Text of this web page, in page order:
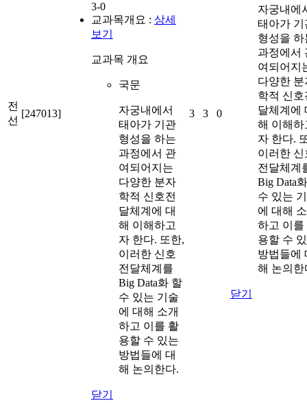
전
선
[247013]
3-0
교과목개요 : 상세
보기
교과목 개요
국문
자궁내에서
태아가 기관
형성을 하는
과정에서 관
여되어지는
다양한 분자
학적 신호전
달체계에 대
해 이해하고
자 한다. 또한,
이러한 신호
전달체계를
Big Data화 할
수 있는 기술
에 대해 소개
하고 이를 활
용할 수 있는
방법들에 대
해 논의한다.
닫기
3 3 0
자궁내에
태아가 기
형성을 하
과정에서
여되어지
다양한 분
학적 신호
달체계에
해 이해하
자 한다.
이러한 신
전달체계
Big Data
수 있는
에 대해
하고 이를
용할 수
방법들에
해 논의한
닫기